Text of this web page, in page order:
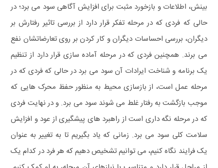
بینش، اطلاعات و بازخورد مثبت برای افزایش آگاهی سود می برد؛ در
حالی که فردی که در مرحله تفکر قرار دارد از بررسی تاثیر رفتارش بر
دیگران، بررسی احساسات دیگران و کار کردن بر روی تعارضاتشان نفع
می برند. همچنین فردی که در مرحله آماده سازی قرار دارد از تنظیم
یک برنامه و شناخت ایرادات آن سود می برد در حالی که فردی که در
مرحله عمل است، از بازسازی محیط به منظور حفظ محرک هایی که
موجب بازگشت به رفتار غلط می شوند سود می برد. و در نهایت فردی
که در مرحله نگه داری است از راهبرد های پیشگیری از عود و افزایش
سلامت کلی سود می برد. زمانی که یاد بگیریم تا به تغییر به عنوان
یک فرایند نگاه کنیم، می توانیم تشخیص دهیم که هر فرد در کدام یک